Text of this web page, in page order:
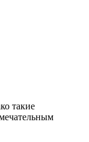
такие